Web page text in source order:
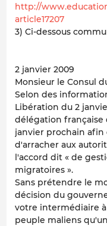
http://
article17207
3) Ci-dessous
2 janvier 2009
Monsieur le Consul
Selon des
Libération du 2
délégation française
janvier prochain
d'arracher aux
l'accord dit « de
migratoires ».
Sans prétendre le
décision du
votre intermédiaire
peuple maliens